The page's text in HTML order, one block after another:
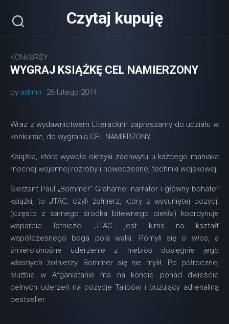
content
Czytaj kupuję
KONKURSY
WYGRAJ KSIĄŻKĘ CEL NAMIERZONY
by admin 26 lutego 2014
Wraz z wydawnictwem Literackim zapraszamy do udziału w
konkursie, do wygrania CEL NAMIERZONY.
Książka, która wywoła okrzyki zachwytu u każdego maniaka
mocnej wojennej rozróby i nowoczesnej techniki wojskowej.
Sierżant Paul „Bommer” Grahame, narrator i główny bohater
książki, to JTAC, czyli żołnierz, który z wysuniętej pozycji
(często z samego środka bitewnego piekła) koordynuje
wsparcie lotnicze. JTAC jest kimś na kształt
współczesnego boga pola walki. Pomyli się o włos, a
śmiercionośne uderzenie z niebios dosięgnie jego
własnych żołnierzy. Bommer się nie mylił. Po półrocznej
służbie w Afganistanie ma na koncie ponad dwieście
celnych uderzeń na pozycje Talibów i buzujący adrenaliną
bestseller.